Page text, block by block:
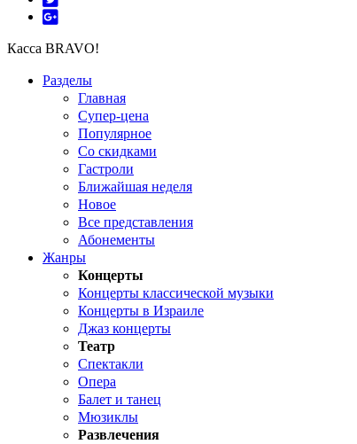
Касса BRAVO!
Разделы
Главная
Супер-цена
Популярное
Со скидками
Гастроли
Ближайшая неделя
Новое
Все представления
Абонементы
Жанры
Концерты
Концерты классической музыки
Концерты в Израиле
Джаз концерты
Театр
Спектакли
Опера
Балет и танец
Мюзиклы
Развлечения